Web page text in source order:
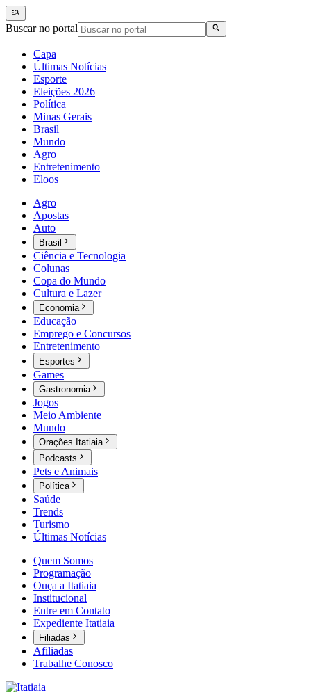
Buscar no portal
Capa
Últimas Notícias
Esporte
Eleições 2026
Política
Minas Gerais
Brasil
Mundo
Agro
Entretenimento
Eloos
Agro
Apostas
Auto
Brasil
Ciência e Tecnologia
Colunas
Copa do Mundo
Cultura e Lazer
Economia
Educação
Emprego e Concursos
Entretenimento
Esportes
Games
Gastronomia
Jogos
Meio Ambiente
Mundo
Orações Itatiaia
Podcasts
Pets e Animais
Política
Saúde
Trends
Turismo
Últimas Notícias
Quem Somos
Programação
Ouça a Itatiaia
Institucional
Entre em Contato
Expediente Itatiaia
Filiadas
Afiliadas
Trabalhe Conosco